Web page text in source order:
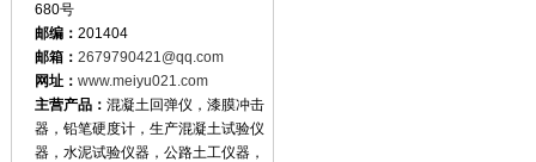
680号
邮编： 201404
邮箱： 2679790421@qq.com
网址： www.meiyu021.com
主营产品： 混凝土回弹仪，漆膜冲击
器，铅笔硬度计，生产混凝土试验仪
器，水泥试验仪器，公路土工仪器，